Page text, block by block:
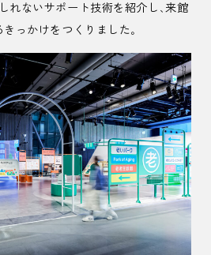
れないサポート技術を紹介し、来館
きっかけをつくりました。